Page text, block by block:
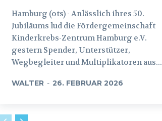
Hamburg (ots) - Anlässlich ihres 50.
Jubiläums lud die Fördergemeinschaft
Kinderkrebs-Zentrum Hamburg e.V.
gestern Spender, Unterstützer,
Wegbegleiter und Multiplikatoren aus...
WALTER - 26. FEBRUAR 2026